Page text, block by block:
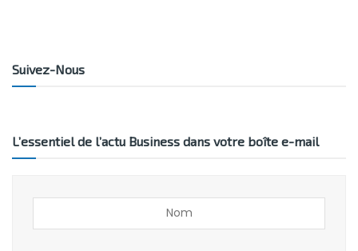
Suivez-Nous
L’essentiel de l’actu Business dans votre boîte e-mail